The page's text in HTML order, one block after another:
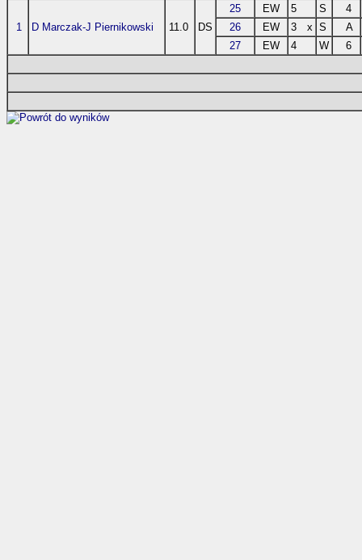
1 D Marczak-J Piernikowski 11.0 DS
25 EW 5 S
4
26
EW 3 x S
A
27
EW 4 W 6